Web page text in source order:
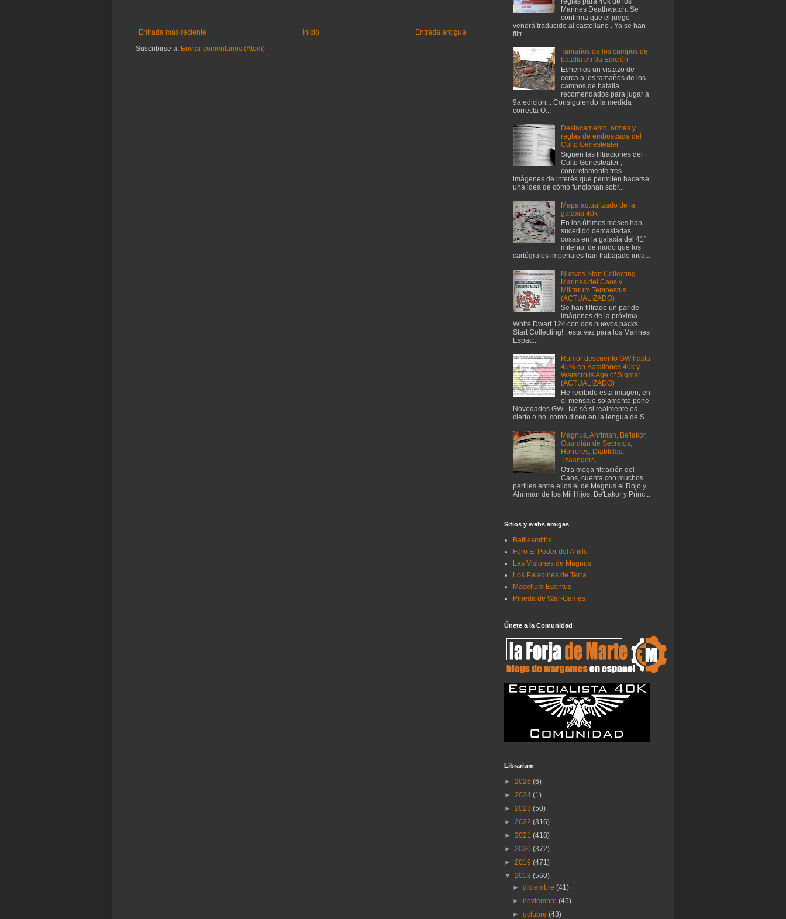
Entrada más reciente Entrada antigua
Inicio
Suscribirse a: Enviar comentarios (Atom)
Marines Deathwatch. Se
confirma que el juego
vendrá traducido al castellano . Ya se han
filtr...
Tamaños de los campos de
batalla en 9a Edición
Echemos un vistazo de
cerca a los tamaños de los
campos de batalla
recomendados para jugar a
9a edición... Consiguiendo la medida
correcta O...
Destacamento, armas y
reglas de emboscada del
Culto Genestealer
Siguen las filtraciones del
Culto Genestealer ,
concretamente tres
imágenes de interés que permiten hacerse
una idea de cómo funcionan sobr...
Mapa actualizado de la
galaxia 40k
En los últimos meses han
sucedido demasiadas
cosas en la galaxia del 41º
milenio, de modo que los
cartógrafos imperiales han trabajado inca...
Nuevos Start Collecting
Marines del Caos y
Militarum Tempestus
(ACTUALIZADO)
Se han filtrado un par de
imágenes de la próxima
White Dwarf 124 con dos nuevos packs
Start Collecting! , esta vez para los Marines
Espac...
Rumor descuento GW hasta
45% en Batallones 40k y
Warscrolls Age of Sigmar
(ACTUALIZADO)
He recibido esta imagen, en
el mensaje solamente pone
Novedades GW . No sé si realmente es
cierto o no, como dicen en la lengua de S...
Magnus, Ahriman, Be'lakor,
Guardián de Secretos,
Horrores, Diablillas,
Tzaangors,...
Otra mega filtración del
Caos, cuenta con muchos
perfiles entre ellos el de Magnus el Rojo y
Ahriman de los Mil Hijos, Be'Lakor y Prínc...
Sitios y webs amigas
Battlesmiths
Foro El Poder del Anillo
Las Visiones de Magnus
Los Paladines de Terra
Macellum Eventus
Pineda de War-Games
Únete a la Comunidad
Librarium
► 2026 (6)
► 2024 (1)
► 2023 (50)
► 2022 (316)
► 2021 (418)
► 2020 (372)
► 2019 (471)
▼ 2018 (560)
►diciembre(41)
►noviembre(45)
►octubre(43)